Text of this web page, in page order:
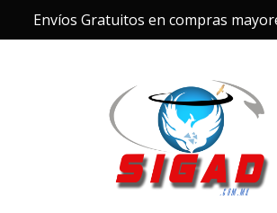
Envíos Gratuitos en compras